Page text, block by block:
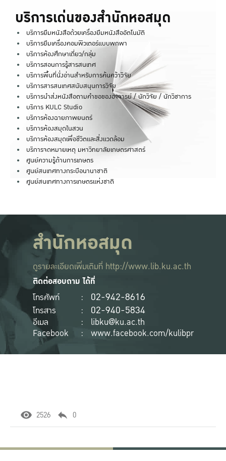
บริการเด่นของสำนักหอสมุด
บริการยืมหนังสือด้วยเครื่องยืมหนังสืออัตโนมัติ
บริการยืมเครื่องคอมพิวเตอร์แบบพกพา
บริการห้องศึกษาเดี่ยว/กลุ่ม
บริการสอนการรู้สารสนเทศ
บริการพื้นที่นั่งอ่านสำหรับการค้นคว้าวิจัย
บริการสารสนเทศสนับสนุนการวิจัย
บริการนำส่งหนังสือตามคำขอของอาจารย์ / นักวิจัย / นักวิชาการ
บริการ KULC Studio
บริการห้องฉายภาพยนตร์
บริการห้องสมุดในสวน
บริการห้องสมุดเพื่อชีวิตและสิ่งแวดล้อม
บริการจดหมายเหตุ มหาวิทยาลัยเกษตรศาสตร์
ศูนย์ความรู้ด้านการเกษตร
ศูนย์สนเทศทางกระบือนานาชาติ
ศูนย์สนเทศทางการเกษตรแห่งชาติ
สำนักหอสมุด
ดูรายละเอียดเพิ่มเติมที่ http://www.lib.ku.ac.th
ติดต่อสอบถาม ได้ที่
โทรศัพท์
: 02-942-8616
โทรสาร : 02-940-5834
อีเมล :
libku@ku.ac.th
Facebook
: www.facebook.com/kulibpr
2526 0